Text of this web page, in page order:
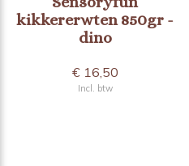
kikkererwten 850gr -
dino
€ 16,50
Incl. btw